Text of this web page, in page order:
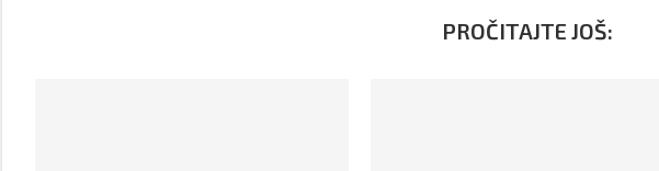
PROČITAJTE JOŠ: